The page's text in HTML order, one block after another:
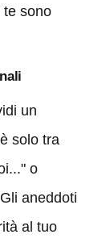
te sono
un
solo tra
o
aneddoti
al tuo